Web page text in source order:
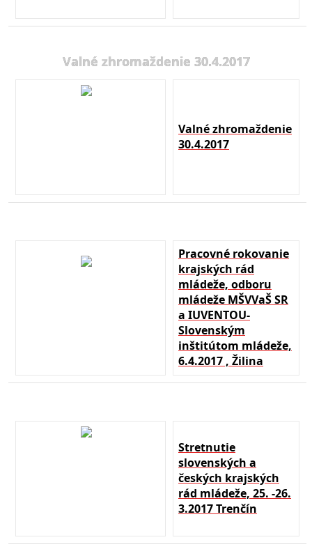
Valné zhromaždenie 30.4.2017
Valné zhromaždenie
30.4.2017
Pracovné rokovanie
krajských rád
mládeže, odboru
mládeže MŠVVaŠ SR
a IUVENTOU-
Slovenským
inštitútom mládeže,
6.4.2017 , Žilina
Stretnutie
slovenských a
českých krajských
rád mládeže, 25. -26.
3.2017 Trenčín